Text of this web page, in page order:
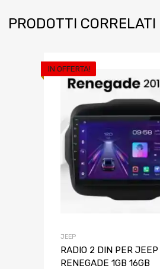
PRODOTTI CORRELATI
IN OFFERTA!
JEEP
RADIO 2 DIN PER JEEP
RENEGADE 1GB 16GB